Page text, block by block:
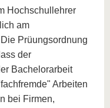
Hochschullehrer
am
Prüungsordnung
der
Bachelorarbeit
Arbeiten
bei Firmen,